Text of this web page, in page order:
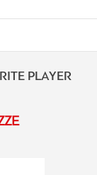
PLAYER